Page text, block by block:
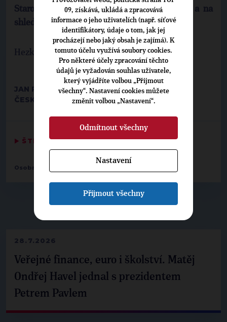
28.7.2026
Veřejné finance, euro i školství. Matěj
Ondřej Havel jednal s prezidentem
Petrem Pavlem
Starostů Petr Gazdík. Děkujeme za váš čas a na
shledanou.
Hezký večer. Na shledanou.
JAN RICHTER
ČESKÝ ROZHLAS RADIOŽURNÁL, 22. 7. 2013
▶ ŠTÍTKY◀
Osobnosti:
09, získává, ukládá a zpracovává
informace o jeho uživatelích (např. síťové
identifikátory, údaje o tom, jak jej
procházejí nebo jaký obsah je zajímá). K
tomuto účelu využívá soubory cookies.
Pro některé účely zpracování těchto
údajů je vyžadován souhlas uživatele,
který vyjádříte volbou „Přijmout
všechny“. Nastavení cookies můžete
změnit volbou „Nastavení“.
Odmítnout všechny
Nastavení
Přijmout všechny